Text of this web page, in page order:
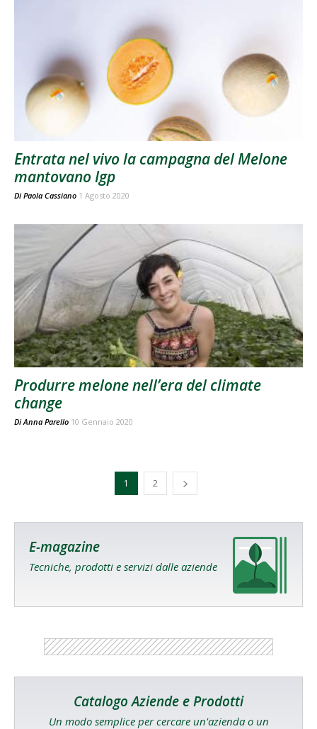
Entrata nel vivo la campagna del Melone
mantovano Igp
Di Paola Cassiano 1 Agosto 2020
Produrre melone nell’era del climate
change
Di Anna Parello 10 Gennaio 2020
1 2
E-magazine
Tecniche, prodotti e servizi dalle aziende
Catalogo Aziende e Prodotti
Un modo semplice per cercare un'azienda o un